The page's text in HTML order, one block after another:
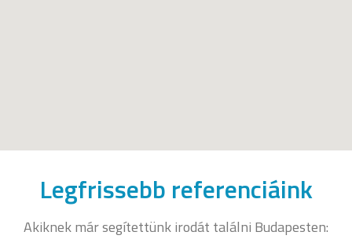
Legfrissebb referenciáink
Akiknek már segítettünk irodát találni Budapesten: